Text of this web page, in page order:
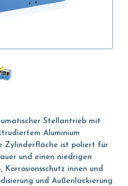
Stellantrieb mit
Aluminium
Zylinderfläche ist poliert für
und einen niedrigen
Korrosionsschutz innen und
und Außenlackierung